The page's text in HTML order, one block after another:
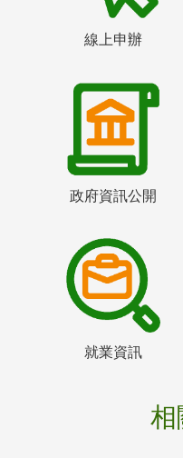
線上申辦
政府資訊公開
就業資訊
相